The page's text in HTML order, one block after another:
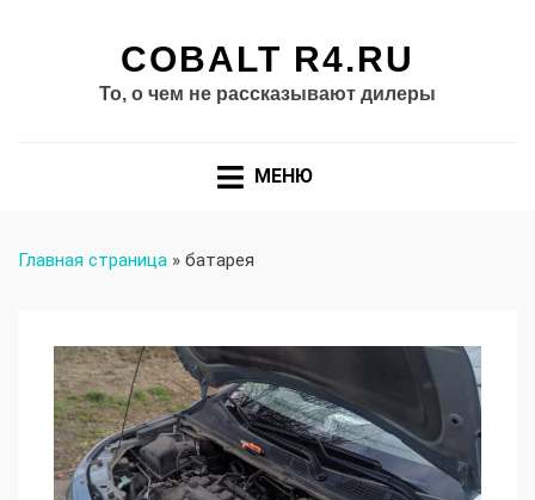
COBALT R4.RU
То, о чем не рассказывают дилеры
МЕНЮ
Главная страница » батарея